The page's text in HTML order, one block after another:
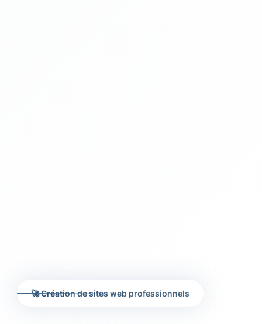
🚀 Création de sites web professionnels